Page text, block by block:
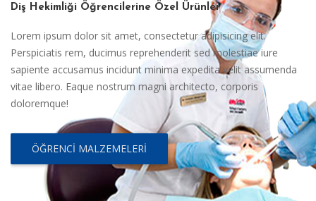
Diş Hekimliği Öğrencilerine Özel Ürünler
Lorem ipsum dolor sit amet, consectetur adipisicing elit.
Perspiciatis rem, ducimus reprehenderit sed molestiae iure
sapiente accusamus incidunt minima expedita velit assumenda
vitae libero. Eaque nostrum magni architecto, corporis
doloremque!
ÖĞRENCI MALZEMELERI